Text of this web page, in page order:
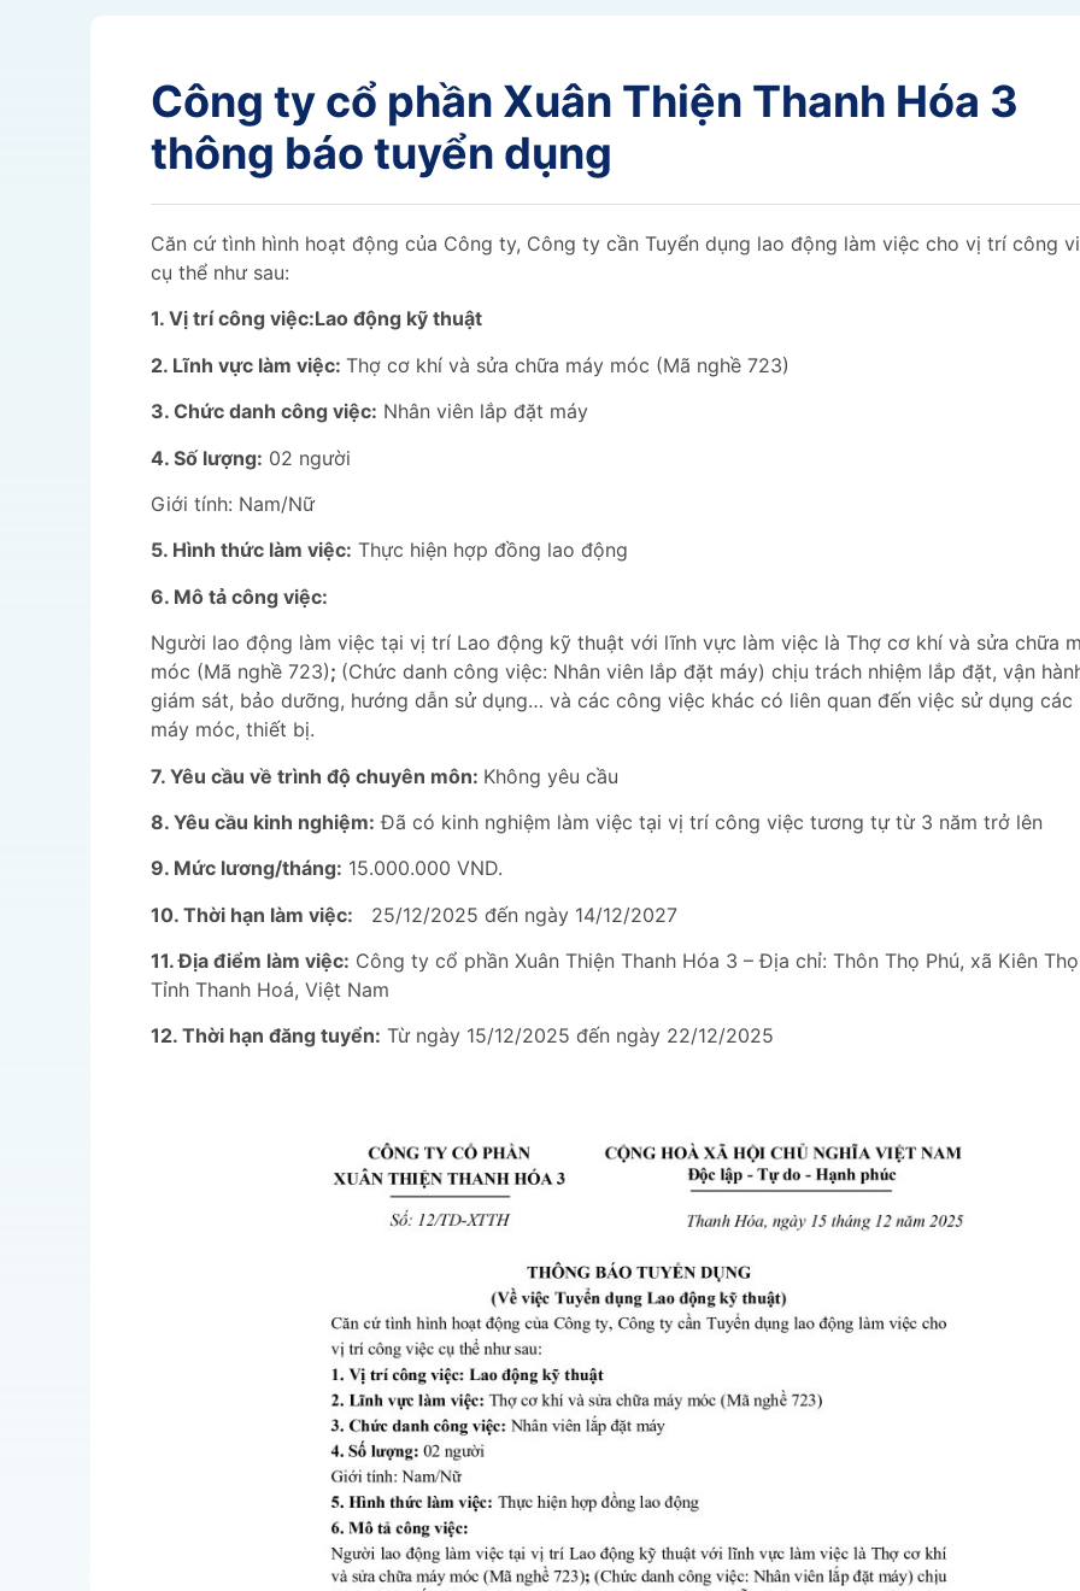
Công ty cổ phần Xuân Thiện Thanh Hóa 3
thông báo tuyển dụng
Căn cứ tình hình hoạt động của Công ty, Công ty cần Tuyển dụng lao động làm việc cho vị trí công
cụ thể như sau:
1. Vị trí công việc:Lao động kỹ thuật
2. Lĩnh vực làm việc: Thợ cơ khí và sửa chữa máy móc (Mã nghề 723)
3. Chức danh công việc: Nhân viên lắp đặt máy
4. Số lượng: 02 người
Giới tính: Nam/Nữ
5. Hình thức làm việc: Thực hiện hợp đồng lao động
6. Mô tả công việc:
Người lao động làm việc tại vị trí Lao động kỹ thuật với lĩnh vực làm việc là Thợ cơ khí và sửa chữa
móc (Mã nghề 723); (Chức danh công việc: Nhân viên lắp đặt máy) chịu trách nhiệm lắp đặt, vận
giám sát, bảo dưỡng, hướng dẫn sử dụng… và các công việc khác có liên quan đến việc sử dụng các
máy móc, thiết bị.
7. Yêu cầu về trình độ chuyên môn: Không yêu cầu
8. Yêu cầu kinh nghiệm: Đã có kinh nghiệm làm việc tại vị trí công việc tương tự từ 3 năm trở lên
9. Mức lương/tháng: 15.000.000 VND.
10. Thời hạn làm việc: 25/12/2025 đến ngày 14/12/2027
11. Địa điểm làm việc: Công ty cổ phần Xuân Thiện Thanh Hóa 3 – Địa chỉ: Thôn Thọ Phú, xã Kiên
Tỉnh Thanh Hoá, Việt Nam
12. Thời hạn đăng tuyển: Từ ngày 15/12/2025 đến ngày 22/12/2025